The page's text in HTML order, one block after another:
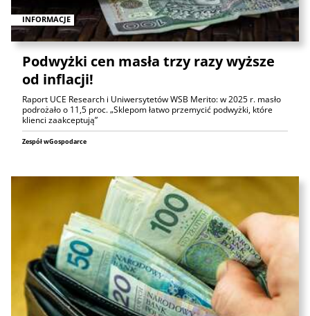
INFORMACJE
Podwyżki cen masła trzy razy wyższe
od inflacji!
Raport UCE Research i Uniwersytetów WSB Merito: w 2025 r. masło
podrożało o 11,5 proc. „Sklepom łatwo przemycić podwyżki, które
klienci zaakceptują”
Zespół wGospodarce